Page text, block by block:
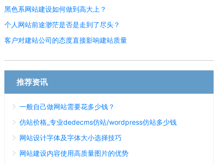
黑色系网站建设如何做到高大上？
个人网站前途渺茫是否是走到了尽头？
客户对建站公司的态度直接影响建站质量
推荐资讯
一般自己做网站需要花多少钱？
仿站价格_专业dedecms仿站/wordpress仿站多少钱
网站设计字体及字体大小选择技巧
网站建设内容使用高质量图片的优势